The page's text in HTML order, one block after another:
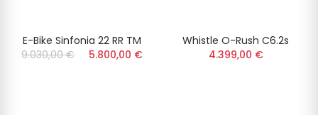
E-Bike Sinfonia 22 RR TM
9.030,00 €
5.800,00 €
Whistle O-Rush C6.2s
4.399,00 €